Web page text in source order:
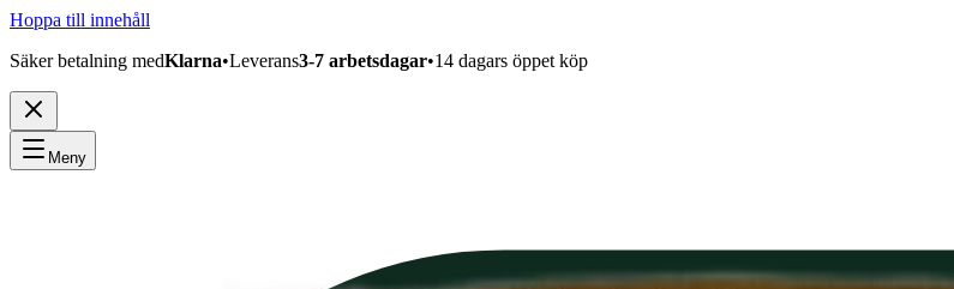
Hoppa till innehåll
Säker betalning medKlarna•Leverans3-7 arbetsdagar•14 dagars öppet köp
Meny